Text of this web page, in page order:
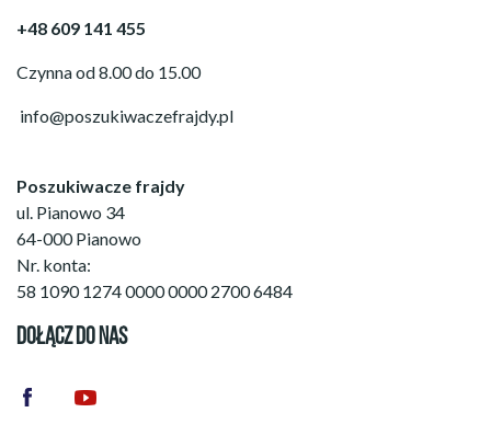
+48 609 141 455
Czynna od 8.00 do 15.00
info@poszukiwaczefrajdy.pl
Poszukiwacze frajdy
ul. Pianowo 34
64-000 Pianowo
Nr. konta:
58 1090 1274 0000 0000 2700 6484
DOŁĄCZ DO NAS